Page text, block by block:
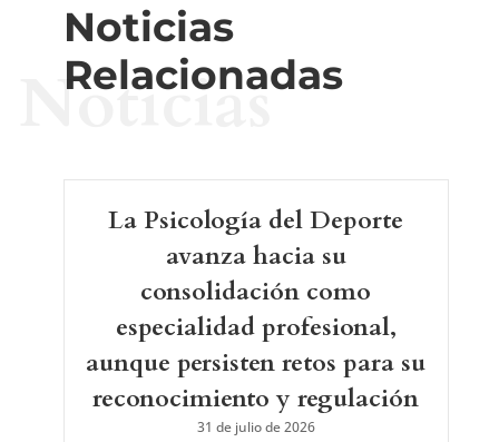
Noticias
Relacionadas
Noticias
La Psicología del Deporte
avanza hacia su
consolidación como
especialidad profesional,
aunque persisten retos para su
reconocimiento y regulación
31 de julio de 2026